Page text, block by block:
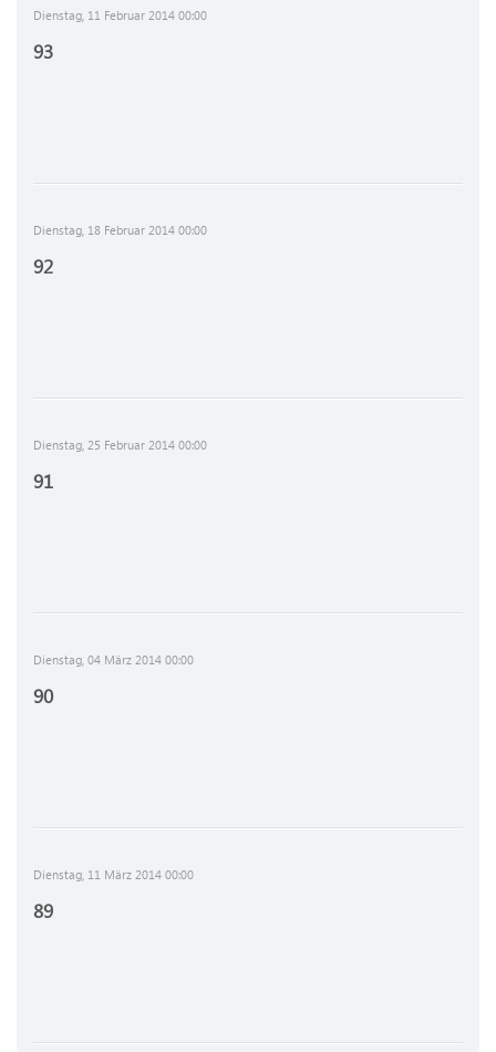
Dienstag, 11 Februar 2014 00:00
93
Dienstag, 18 Februar 2014 00:00
92
Dienstag, 25 Februar 2014 00:00
91
Dienstag, 04 März 2014 00:00
90
Dienstag, 11 März 2014 00:00
89